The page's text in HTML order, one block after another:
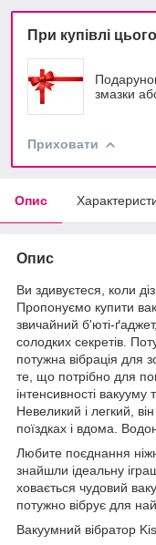
При купівлі
змазки
Приховати
Опис
Опис
Ви здивуєтеся, коли
Пропонуємо купити
звичайний б'юті-
солодких секретів.
потужна вібрація для
те, що потрібно для
інтенсивності вакууму
Невеликий і легкий,
поїздках і вдома.
Любите поєднання
знайшли ідеальну
ховається чудовий
потужно вібрує для
Вакуумний вібратор